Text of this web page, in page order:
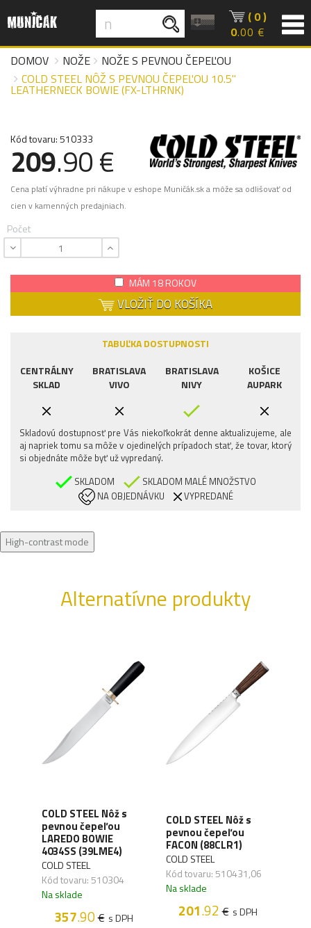
( 0 )
0.00 €
DOMOV
NOŽE
NOŽE S PEVNOU ČEPEĽOU
COLD STEEL NÔŽ S PEVNOU ČEPEĽOU 10.5"
LEATHERNECK BOWIE (FX-LTHRNK)
Kód tovaru: 510333
209.90 €
Cena platí výhradne pri nákupe v eshope Muničák.sk a môže sa odlišovať od
cien v kamenných predajniach.
Počet
MÁM 18 ROKOV
VLOŽIŤ DO KOŠÍKA
TABUĽKA DOSTUPNOSTI
CENTRÁLNY
SKLAD
BRATISLAVA
VIVO
BRATISLAVA
NIVY
KOŠICE
AUPARK
Skladovú dostupnosť pre Vás niekoľkokrát denne aktualizujeme, ale
aj napriek tomu sa môže v ojedinelých prípadoch stať, že tovar, ktorý
si objednáte môže byť už vypredaný.
SKLADOM
SKLADOM MALÉ MNOŽSTVO
NA OBJEDNÁVKU
VYPREDANÉ
High-contrast mode
Alternatívne produkty
COLD STEEL Nôž s
pevnou čepeľou
LAREDO BOWIE
4034SS (39LME4)
COLD STEEL
Kód tovaru: 510304
Na sklade
357.90€ s DPH
COLD STEEL Nôž s
pevnou čepeľou
FACON (88CLR1)
COLD STEEL
Kód tovaru: 510431,06
Na sklade
201.92€ s DPH